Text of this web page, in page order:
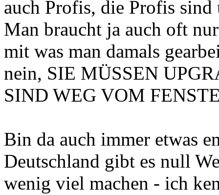
auch Profis, die Profis sind
Man braucht ja auch oft
mit was man damals
nein, SIE MÜSSEN
SIND WEG VOM
Bin da auch immer etwas
Deutschland gibt es null
wenig viel machen - ich